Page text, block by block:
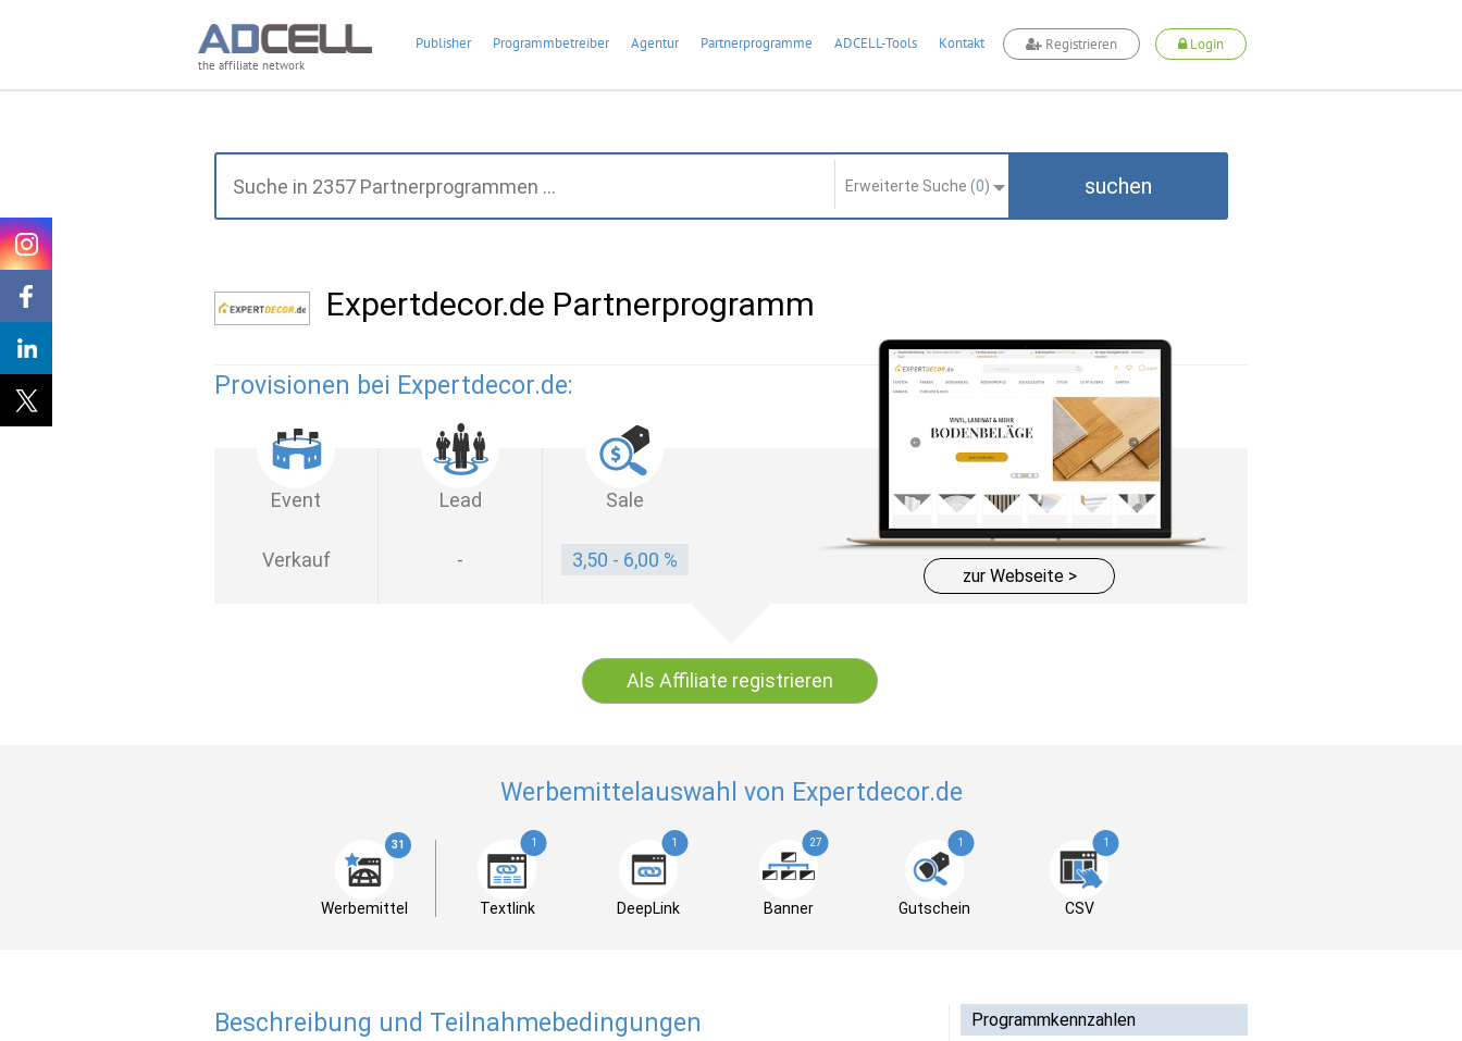
the affiliate network
Publisher Programmbetreiber Agentur Partnerprogramme ADCELL-Tools Kontakt Registrieren Login
Erweiterte Suche (0) suchen
Expertdecor.de Partnerprogramm
Provisionen bei Expertdecor.de:
Event Lead Sale
Verkauf - 3,50 - 6,00 %
zur Webseite >
Als Affiliate registrieren
Werbemittelauswahl von Expertdecor.de
31
Werbemittel
1
Textlink
1
DeepLink
27
Banner
1
Gutschein
1
CSV
Beschreibung und Teilnahmebedingungen Programmkennzahlen